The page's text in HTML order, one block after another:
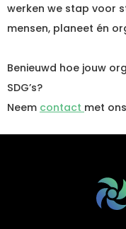
werken we stap voor
mensen, planeet én
Benieuwd hoe jouw
SDG’s?
Neem contact met